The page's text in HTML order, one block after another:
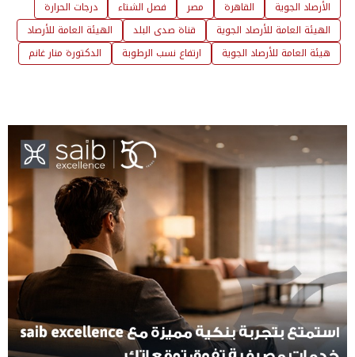
الأرصاد الجوية القاهرة مصر فصل الشتاء
درجات الحرارة
الهيئة العامة للأرصاد الجوية
قناة صدى البلد
الهيئة العامة للأرصاد
هيئة العامة للأرصاد الجوية
ارتفاع نسب الرطوبة الدكتورة منار غانم